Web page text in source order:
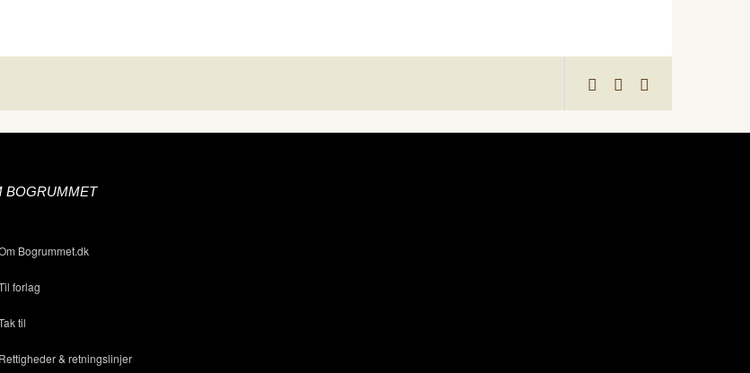
BOGRUMMET
Bogrummet.dk
forlag
til
Rettigheder & retningslinjer